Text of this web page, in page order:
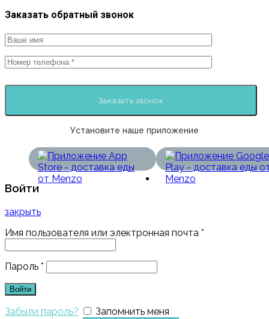
Заказать обратный звонок
Установите наше приложение
Войти
закрыть
Имя пользователя или электронная почта *
Пароль *
Войти
Забыли пароль?
Запомнить меня